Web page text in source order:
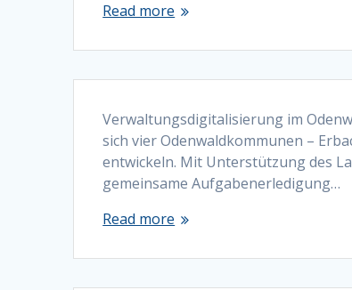
Read more
Verwaltungsdigitalisierung im
sich vier Odenwaldkommunen –
entwickeln. Mit Unterstützung des
gemeinsame Aufgabenerledigung…
Read more